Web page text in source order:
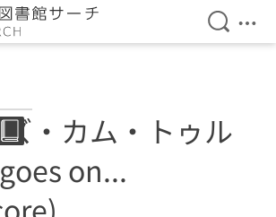
検索を
メ
・カム・トゥル
on...